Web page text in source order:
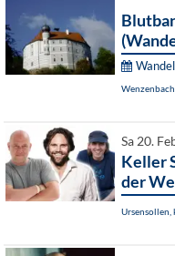
Sa 20.
Keller
der
Ursensollen,